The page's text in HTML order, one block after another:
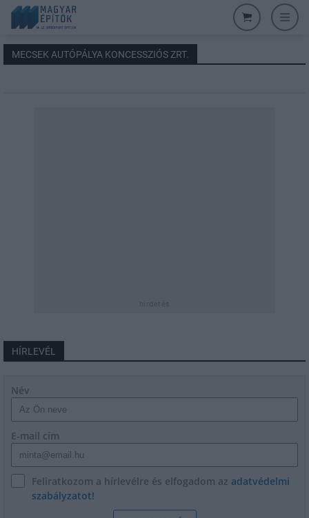
MECSEK AUTÓPÁLYA KONCESSZIÓS ZRT.
HÍRLEVÉL
Név
E-mail cím
Feliratkozom a hírlevélre és elfogadom az adatvédelmi
szabályzatot!